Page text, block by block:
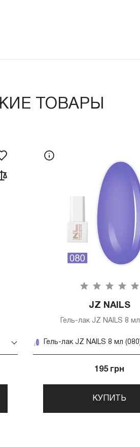
ТОВАРЫ
JZ NAILS
Гель-лак JZ NAILS 8
Гель-лак JZ NAILS 8 мл
195 грн
КУПИТЬ